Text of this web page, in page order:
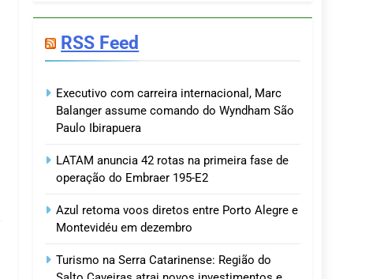
RSS Feed
Executivo com carreira internacional, Marc
Balanger assume comando do Wyndham São
Paulo Ibirapuera
LATAM anuncia 42 rotas na primeira fase de
operação do Embraer 195-E2
Azul retoma voos diretos entre Porto Alegre e
Montevidéu em dezembro
Turismo na Serra Catarinense: Região do